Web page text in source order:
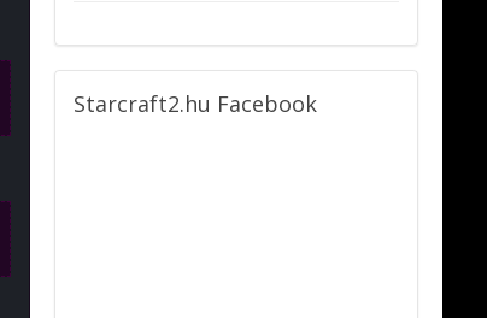
Starcraft2.hu Facebook